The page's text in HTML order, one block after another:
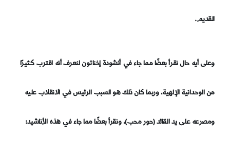
القديم.
وعلى أيه حال نقرأ بعضًا مما جاء في أنشودة إخناتون لنعرف أنه اقترب كثيرًا
من الوحدانية الإلهية، وربما كان ذلك هو السبب الرئيس في الانقلاب عليه
ومصرعه على يد القائد (حور محب)، ونقرأ بعضًا مما جاء في هذه الأناشيد: